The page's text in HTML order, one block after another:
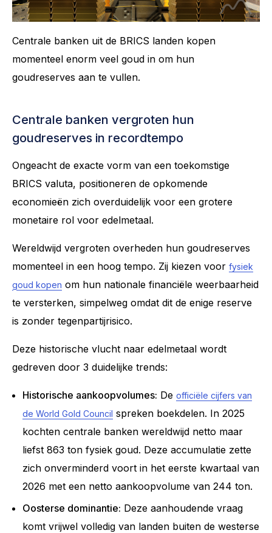
Centrale banken uit de BRICS landen kopen
momenteel enorm veel goud in om hun
goudreserves aan te vullen.
Centrale banken vergroten hun
goudreserves in recordtempo
Ongeacht de exacte vorm van een toekomstige
BRICS valuta, positioneren de opkomende
economieën zich overduidelijk voor een grotere
monetaire rol voor edelmetaal.
Wereldwijd vergroten overheden hun goudreserves
momenteel in een hoog tempo. Zij kiezen voor fysiek
goud kopen om hun nationale financiële weerbaarheid
te versterken, simpelweg omdat dit de enige reserve
is zonder tegenpartijrisico.
Deze historische vlucht naar edelmetaal wordt
gedreven door 3 duidelijke trends:
Historische aankoopvolumes: De officiële cijfers van
de World Gold Council spreken boekdelen. In 2025
kochten centrale banken wereldwijd netto maar
liefst 863 ton fysiek goud. Deze accumulatie zette
zich onverminderd voort in het eerste kwartaal van
2026 met een netto aankoopvolume van 244 ton.
Oosterse dominantie: Deze aanhoudende vraag
komt vrijwel volledig van landen buiten de westerse